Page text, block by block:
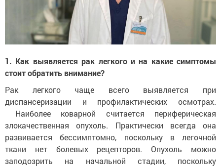
1. Как выявляется рак легкого и на какие симптомы
стоит обратить внимание?
Рак легкого чаще всего выявляется при
диспансеризации и профилактических осмотрах.
Наиболее коварной считается периферическая
злокачественная опухоль. Практически всегда она
развивается бессимптомно, поскольку в легочной
ткани нет болевых рецепторов. Опухоль можно
заподозрить на начальной стадии, поскольку